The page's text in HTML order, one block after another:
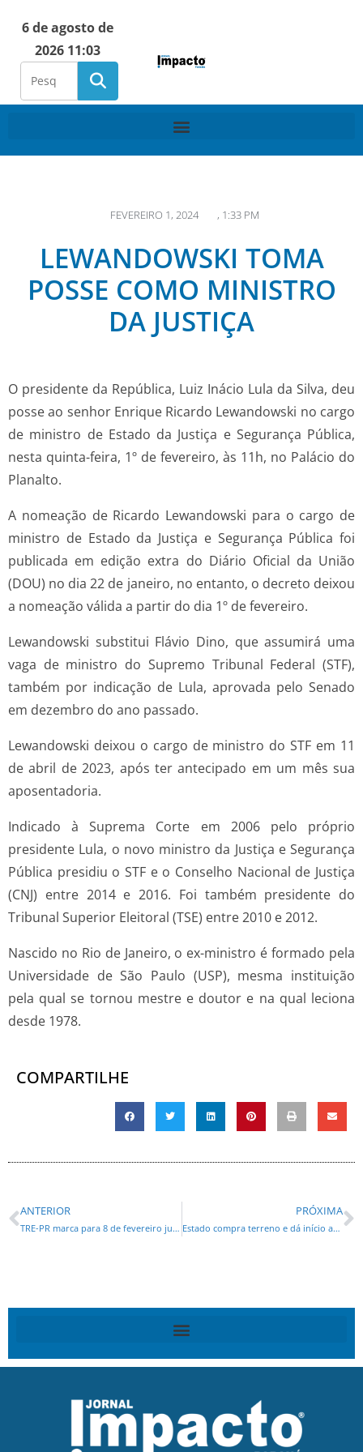
6 de agosto de
2026 11:03
FEVEREIRO 1, 2024 , 1:33 PM
LEWANDOWSKI TOMA
POSSE COMO MINISTRO
DA JUSTIÇA
O presidente da República, Luiz Inácio Lula da Silva, deu
posse ao senhor Enrique Ricardo Lewandowski no cargo
de ministro de Estado da Justiça e Segurança Pública,
nesta quinta-feira, 1º de fevereiro, às 11h, no Palácio do
Planalto.
A nomeação de Ricardo Lewandowski para o cargo de
ministro de Estado da Justiça e Segurança Pública foi
publicada em edição extra do Diário Oficial da União
(DOU) no dia 22 de janeiro, no entanto, o decreto deixou
a nomeação válida a partir do dia 1º de fevereiro.
Lewandowski substitui Flávio Dino, que assumirá uma
vaga de ministro do Supremo Tribunal Federal (STF),
também por indicação de Lula, aprovada pelo Senado
em dezembro do ano passado.
Lewandowski deixou o cargo de ministro do STF em 11
de abril de 2023, após ter antecipado em um mês sua
aposentadoria.
Indicado à Suprema Corte em 2006 pelo próprio
presidente Lula, o novo ministro da Justiça e Segurança
Pública presidiu o STF e o Conselho Nacional de Justiça
(CNJ) entre 2014 e 2016. Foi também presidente do
Tribunal Superior Eleitoral (TSE) entre 2010 e 2012.
Nascido no Rio de Janeiro, o ex-ministro é formado pela
Universidade de São Paulo (USP), mesma instituição
pela qual se tornou mestre e doutor e na qual leciona
desde 1978.
COMPARTILHE
ANTERIOR
TRE-PR marca para 8 de fevereiro julgamento de processo contra Moro
PRÓXIMA
Estado compra terreno e dá início ao futuro Terminal Metropolitano de Londrina